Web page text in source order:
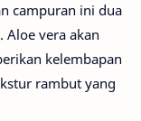
campuran ini dua
vera akan
kelembapan
rambut yang